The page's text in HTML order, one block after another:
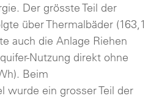
Der grösste Teil der
über Thermalbäder (163,1
auch die Anlage Riehen
Nutzung direkt ohne
Beim
wurde ein grosser Teil der